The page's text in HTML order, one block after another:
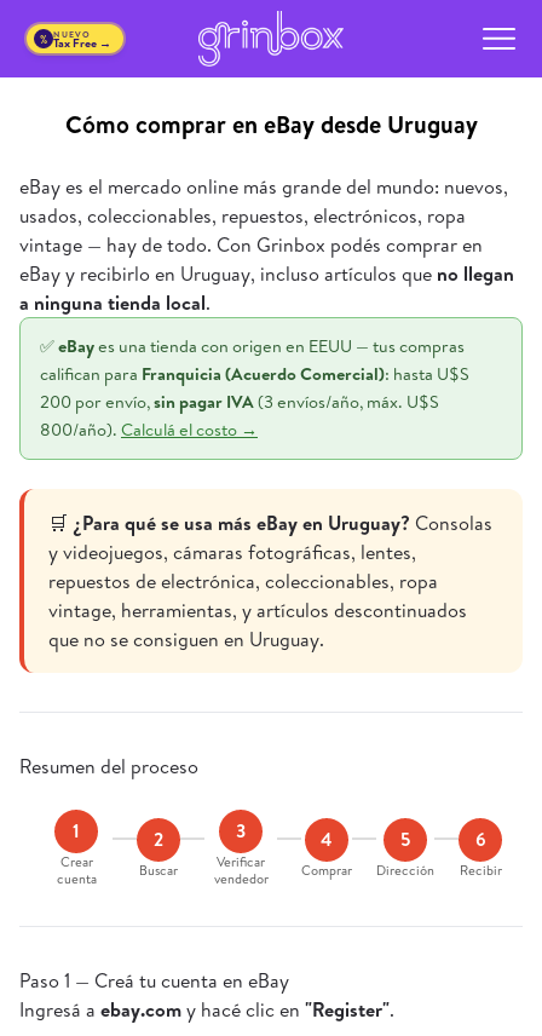
% NUEVO
Tax Free →
Cómo comprar en eBay desde Uruguay
eBay es el mercado online más grande del mundo: nuevos,
usados, coleccionables, repuestos, electrónicos, ropa
vintage — hay de todo. Con Grinbox podés comprar en
eBay y recibirlo en Uruguay, incluso artículos que no llegan
a ninguna tienda local.
✅eBayes una tienda con origen en EEUU — tus compras
califican para Franquicia (Acuerdo Comercial): hasta U$S
200 por envío,sin pagar IVA(3 envíos/año, máx. U$S
800/año). Calculá el costo →
🛒 ¿Para qué se usa más eBay en Uruguay? Consolas
y videojuegos, cámaras fotográficas, lentes,
repuestos de electrónica, coleccionables, ropa
vintage, herramientas, y artículos descontinuados
que no se consiguen en Uruguay.
Resumen del proceso
1
Crear
cuenta
2
Buscar
3
Verificar
vendedor
4
Comprar
5
Dirección
6
Recibir
Paso 1 — Creá tu cuenta en eBay
Ingresá a ebay.comy hacé clic en "Register".